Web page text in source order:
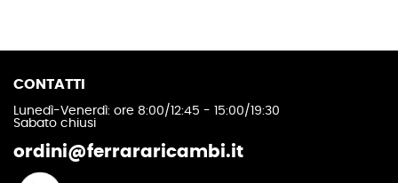
CONTATTI
Lunedì-Venerdì: ore 8:00/12:45 - 15:00/19:30
Sabato chiusi
ordini@ferrararicambi.it